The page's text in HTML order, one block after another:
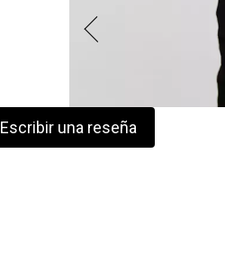
Escribir una reseña